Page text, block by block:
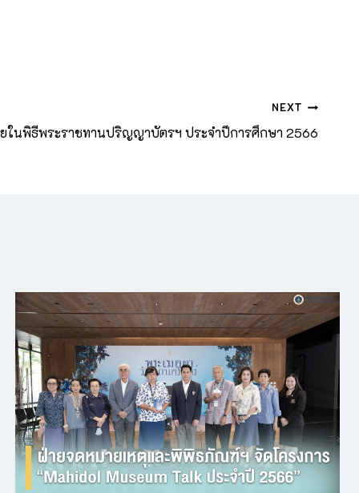
NEXT
ในพิธีพระราชทานปริญญาบัตรฯ ประจำปีการศึกษา 2566